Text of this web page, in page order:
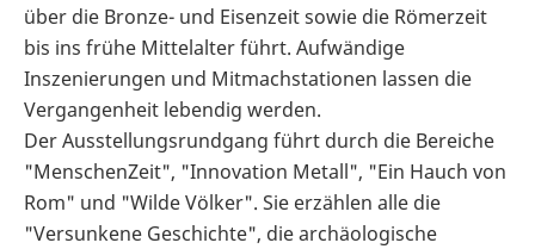
über die Bronze- und Eisenzeit sowie die Römerzeit
bis ins frühe Mittelalter führt. Aufwändige
Inszenierungen und Mitmachstationen lassen die
Vergangenheit lebendig werden.
Der Ausstellungsrundgang führt durch die Bereiche
"MenschenZeit", "Innovation Metall", "Ein Hauch von
Rom" und "Wilde Völker". Sie erzählen alle die
"Versunkene Geschichte", die archäologische